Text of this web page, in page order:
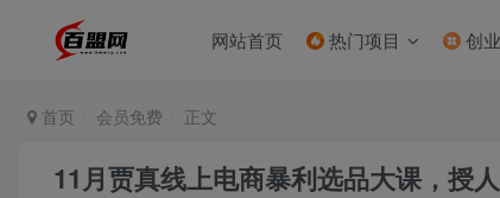
网站首页 热门项目 创
首页 会员免费 正文
11月贾真线上电商暴利选品大课，授